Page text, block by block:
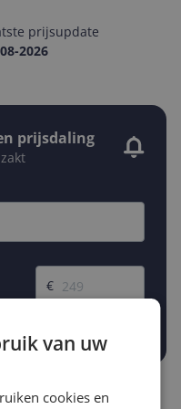
prijsupdate
2026
prijsdaling
Gewenste prijs
€
van uw
cookies en